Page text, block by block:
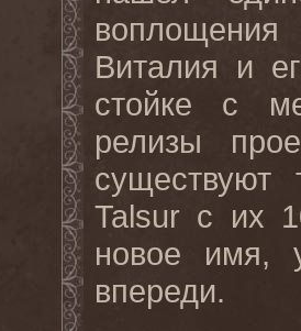
воплощения
Виталия и
стойке с
релизы
Talsur с их
новое имя,
впереди.